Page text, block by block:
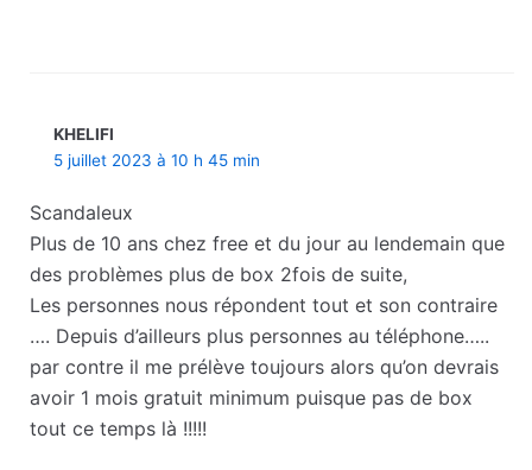
KHELIFI
5 juillet 2023 à 10 h 45 min
Scandaleux
Plus de 10 ans chez free et du jour au lendemain que
des problèmes plus de box 2fois de suite,
Les personnes nous répondent tout et son contraire
…. Depuis d’ailleurs plus personnes au téléphone…..
par contre il me prélève toujours alors qu’on devrais
avoir 1 mois gratuit minimum puisque pas de box
tout ce temps là !!!!!